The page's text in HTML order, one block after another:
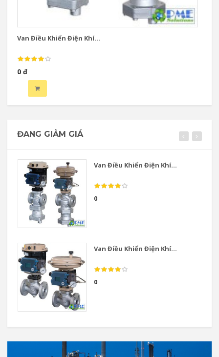
Van Điều Khiển Điện Khí...
0 đ
ĐANG GIẢM GIÁ
Van Điều Khiển Điện Khí...
0
Van Điều Khiển Điện Khí...
0